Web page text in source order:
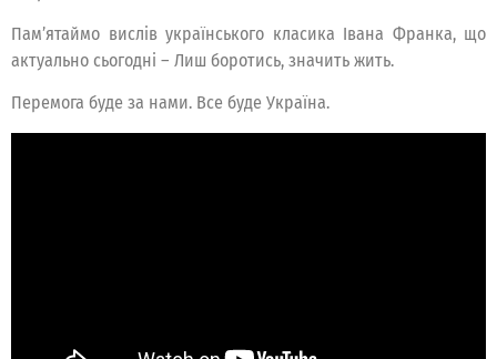
Пам’ятаймо вислів українського класика Івана Франка, що
актуально сьогодні – Лиш боротись, значить жить.
Перемога буде за нами. Все буде Україна.